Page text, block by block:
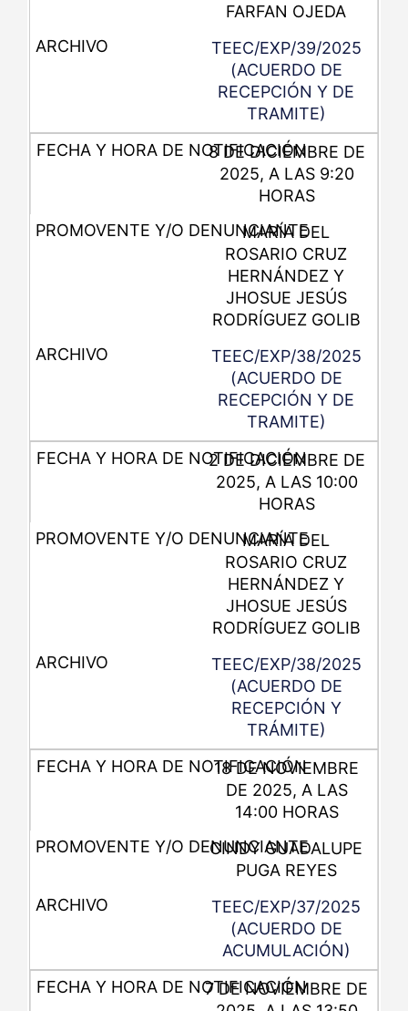
FARFAN OJEDA
TEEC/EXP/39/2025
(ACUERDO DE
RECEPCIÓN Y DE
TRAMITE)
8 DE DICIEMBRE DE
2025, A LAS 9:20
HORAS
MARÍA DEL
ROSARIO CRUZ
HERNÁNDEZ Y
JHOSUE JESÚS
RODRÍGUEZ GOLIB
TEEC/EXP/38/2025
(ACUERDO DE
RECEPCIÓN Y DE
TRAMITE)
2 DE DICIEMBRE DE
2025, A LAS 10:00
HORAS
MARÍA DEL
ROSARIO CRUZ
HERNÁNDEZ Y
JHOSUE JESÚS
RODRÍGUEZ GOLIB
TEEC/EXP/38/2025
(ACUERDO DE
RECEPCIÓN Y
TRÁMITE)
18 DE NOVIEMBRE
DE 2025, A LAS
14:00 HORAS
CINDY GUADALUPE
PUGA REYES
TEEC/EXP/37/2025
(ACUERDO DE
ACUMULACIÓN)
7 DE NOVIEMBRE DE